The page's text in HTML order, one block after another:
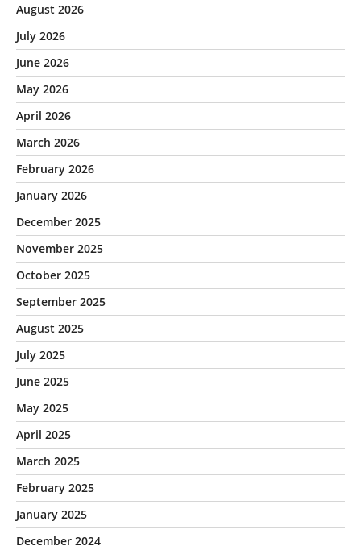
August 2026
July 2026
June 2026
May 2026
April 2026
March 2026
February 2026
January 2026
December 2025
November 2025
October 2025
September 2025
August 2025
July 2025
June 2025
May 2025
April 2025
March 2025
February 2025
January 2025
December 2024